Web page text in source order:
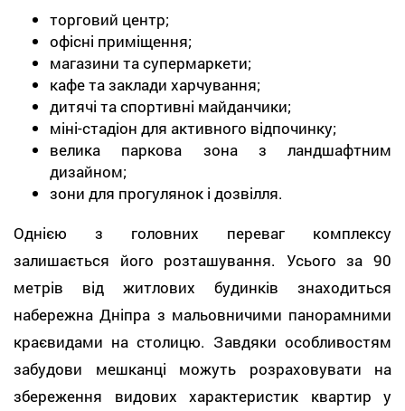
торговий центр;
офісні приміщення;
магазини та супермаркети;
кафе та заклади харчування;
дитячі та спортивні майданчики;
міні-стадіон для активного відпочинку;
велика паркова зона з ландшафтним
дизайном;
зони для прогулянок і дозвілля.
Однією з головних переваг комплексу
залишається його розташування. Усього за 90
метрів від житлових будинків знаходиться
набережна Дніпра з мальовничими панорамними
краєвидами на столицю. Завдяки особливостям
забудови мешканці можуть розраховувати на
збереження видових характеристик квартир у